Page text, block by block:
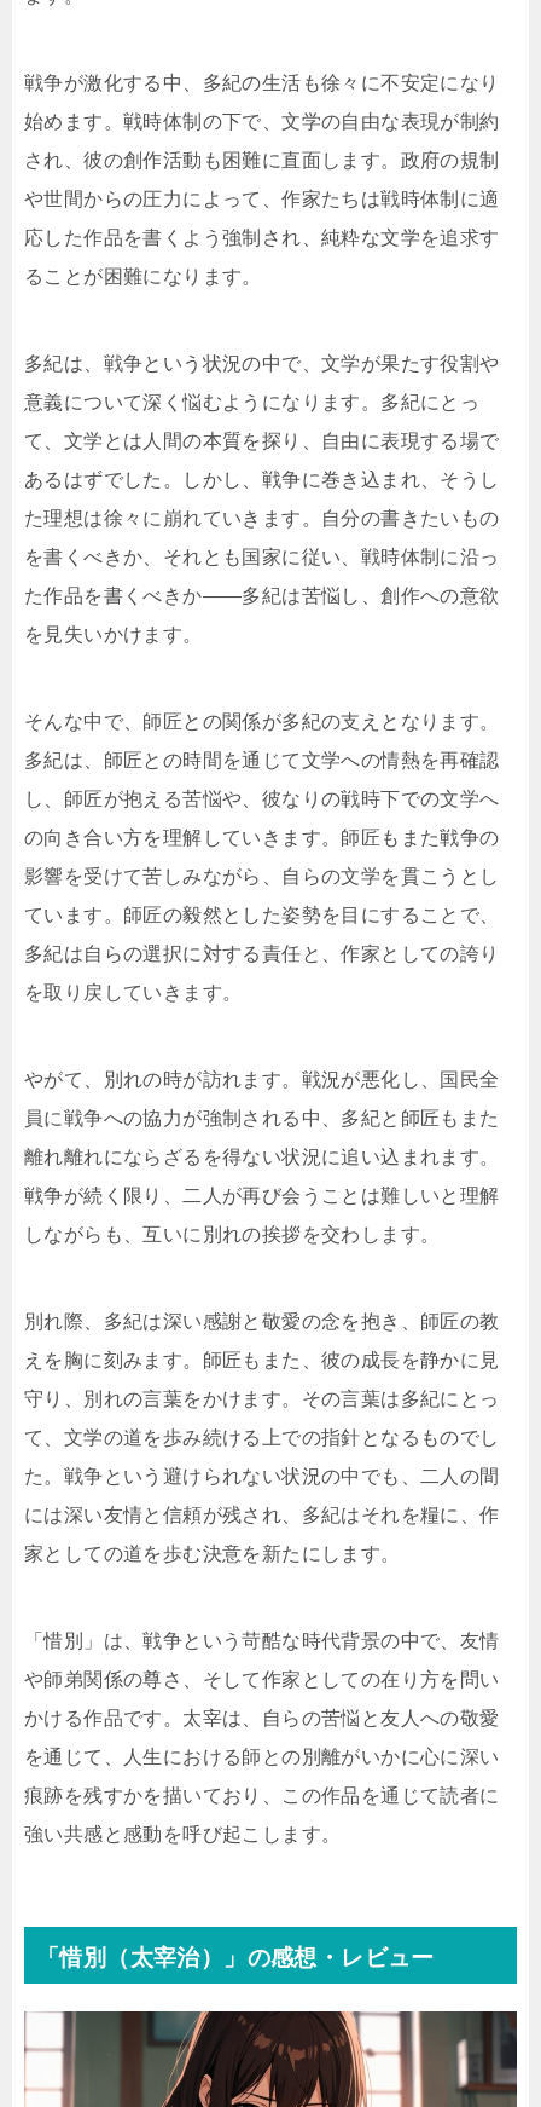
戦争が激化する中、多紀の生活も徐々に不安定になり
始めます。戦時体制の下で、文学の自由な表現が制約
され、彼の創作活動も困難に直面します。政府の規制
や世間からの圧力によって、作家たちは戦時体制に適
応した作品を書くよう強制され、純粋な文学を追求す
ることが困難になります。
多紀は、戦争という状況の中で、文学が果たす役割や
意義について深く悩むようになります。多紀にとっ
て、文学とは人間の本質を探り、自由に表現する場で
あるはずでした。しかし、戦争に巻き込まれ、そうし
た理想は徐々に崩れていきます。自分の書きたいもの
を書くべきか、それとも国家に従い、戦時体制に沿っ
た作品を書くべきか――多紀は苦悩し、創作への意欲
を見失いかけます。
そんな中で、師匠との関係が多紀の支えとなります。
多紀は、師匠との時間を通じて文学への情熱を再確認
し、師匠が抱える苦悩や、彼なりの戦時下での文学へ
の向き合い方を理解していきます。師匠もまた戦争の
影響を受けて苦しみながら、自らの文学を貫こうとし
ています。師匠の毅然とした姿勢を目にすることで、
多紀は自らの選択に対する責任と、作家としての誇り
を取り戻していきます。
やがて、別れの時が訪れます。戦況が悪化し、国民全
員に戦争への協力が強制される中、多紀と師匠もまた
離れ離れにならざるを得ない状況に追い込まれます。
戦争が続く限り、二人が再び会うことは難しいと理解
しながらも、互いに別れの挨拶を交わします。
別れ際、多紀は深い感謝と敬愛の念を抱き、師匠の教
えを胸に刻みます。師匠もまた、彼の成長を静かに見
守り、別れの言葉をかけます。その言葉は多紀にとっ
て、文学の道を歩み続ける上での指針となるものでし
た。戦争という避けられない状況の中でも、二人の間
には深い友情と信頼が残され、多紀はそれを糧に、作
家としての道を歩む決意を新たにします。
「惜別」は、戦争という苛酷な時代背景の中で、友情
や師弟関係の尊さ、そして作家としての在り方を問い
かける作品です。太宰は、自らの苦悩と友人への敬愛
を通じて、人生における師との別離がいかに心に深い
痕跡を残すかを描いており、この作品を通じて読者に
強い共感と感動を呼び起こします。
「惜別（太宰治）」の感想・レビュー